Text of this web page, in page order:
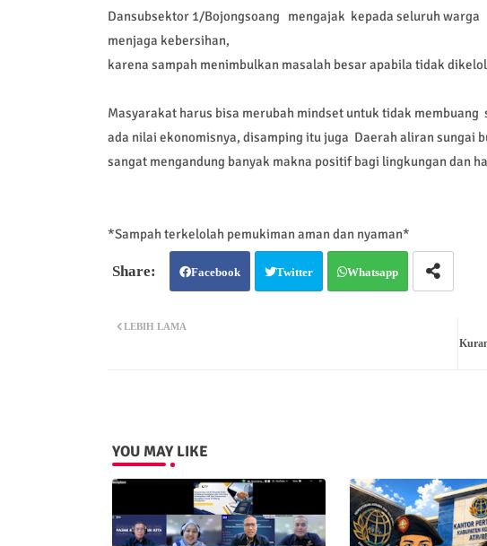
Dansubsektor 1/Bojongsoang mengajak kepada seluruh
menjaga kebersihan,
karena sampah menimbulkan masalah besar apabila tidak
Masyarakat harus bisa merubah mindset untuk tidak
ada nilai ekonomisnya, disamping itu juga Daerah aliran sungai
sangat mengandung banyak makna positif bagi lingkungan dan
*Sampah terkelolah pemukiman aman dan nyaman*
Facebook Twitter Whatsapp
LEBIH LAMA
YOU MAY LIKE